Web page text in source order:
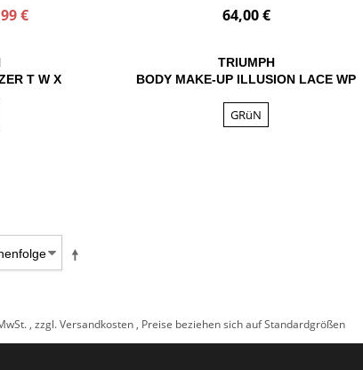
€
T W X
64,00 €
TRIUMPH
BODY MAKE-UP ILLUSION LACE WP
GRüN
, zzgl.Versandkosten, Preise beziehen sich auf Standardgrößen